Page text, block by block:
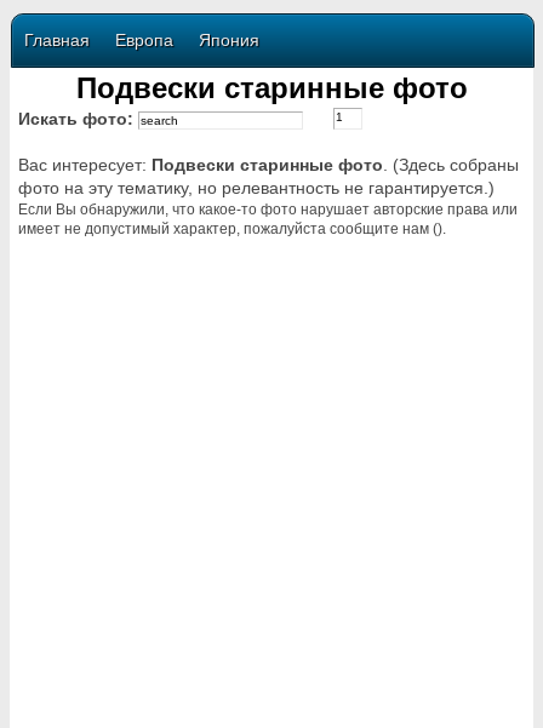
Главная Европа Япония
Подвески старинные фото
Искать фото:
Вас интересует: Подвески старинные фото . (Здесь собраны
фото на эту тематику, но релевантность не гарантируется.)
Если Вы обнаружили, что какое-то фото нарушает авторские права или
имеет не допустимый характер, пожалуйста сообщите нам ().